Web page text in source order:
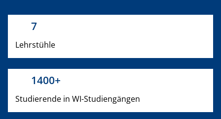
7
Lehrstühle
1400+
Studierende in WI-Studiengängen